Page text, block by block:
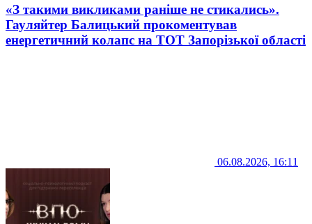
«З такими викликами раніше не стикались».
Гауляйтер Балицький прокоментував
енергетичний колапс на ТОТ Запорізької області
06.08.2026, 16:11